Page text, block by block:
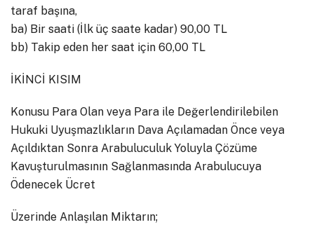
taraf başına,
ba) Bir saati (İlk üç saate kadar) 90,00 TL
bb) Takip eden her saat için 60,00 TL
İKİNCİ KISIM
Konusu Para Olan veya Para ile Değerlendirilebilen
Hukuki Uyuşmazlıkların Dava Açılamadan Önce veya
Açıldıktan Sonra Arabuluculuk Yoluyla Çözüme
Kavuşturulmasının Sağlanmasında Arabulucuya
Ödenecek Ücret
Üzerinde Anlaşılan Miktarın;